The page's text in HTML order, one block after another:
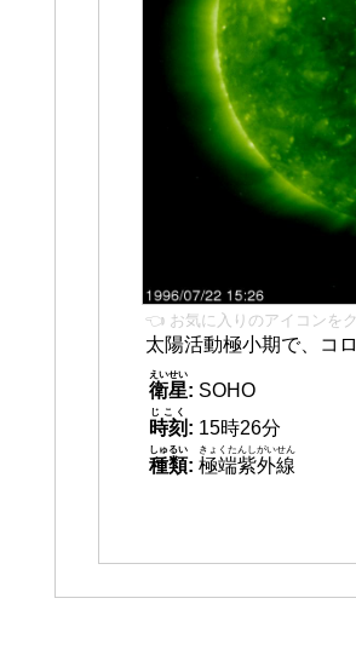
👈 お気に入りのアイコンをク
太陽活動極小期で、コ
衛星
えいせい
: SOHO
時刻
じこく
: 15時26分
種類
しゅるい
: 極端紫外線
きょくたんしがいせん